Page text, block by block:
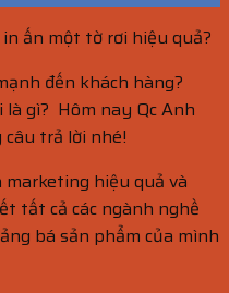
ấn một tờ rơi hiệu quả?
đến khách hàng?
gì? Hôm nay Qc Anh
trả lời nhé!
hiệu quả và
tất cả các ngành nghề
bá sản phẩm của mình